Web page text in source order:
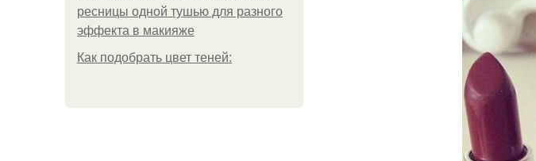
ресницы одной тушью для разного
эффекта в макияже
Как подобрать цвет теней: